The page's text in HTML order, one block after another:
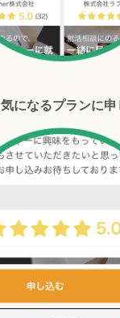
気になるプランに申